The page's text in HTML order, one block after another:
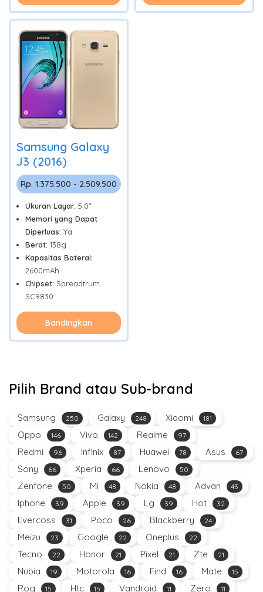
Samsung Galaxy
J3 (2016)
Rp. 1.375.500 - 2.509.500
Ukuran Layar: 5.0"
Memori yang Dapat
Diperluas: Ya
Berat: 138g
Kapasitas Baterai:
2600mAh
Chipset: Spreadtrum
SC9830
Bandingkan
Pilih Brand atau Sub-brand
Samsung 250 Galaxy 248 Xiaomi 181
Oppo 146 Vivo 142 Realme 97
Redmi 96 Infinix 87 Huawei 78 Asus 67
Sony 66 Xperia 66 Lenovo 50
Zenfone 50 Mi 48 Nokia 48 Advan 43
Iphone 39 Apple 39 Lg 39 Hot 32
Evercoss 31 Poco 26 Blackberry 24
Meizu 23 Google 22 Oneplus 22
Tecno 22 Honor 21 Pixel 21 Zte 21
Nubia 19 Motorola 16 Find 16 Mate 15
Rog 15 Htc 15 Vandroid 11 Zero 11